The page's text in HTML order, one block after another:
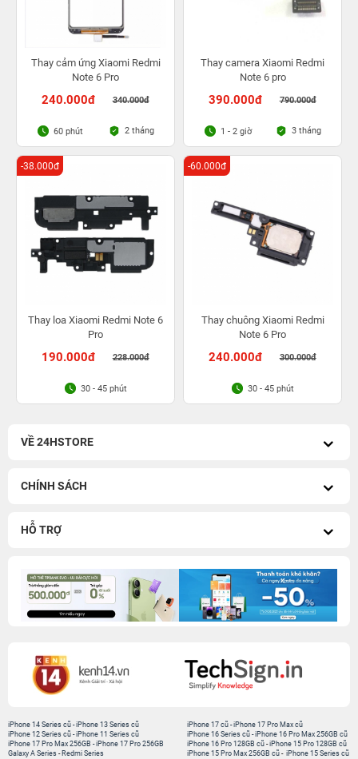
Thay cảm ứng Xiaomi Redmi
Note 6 Pro
240.000đ 340.000đ
60 phút 2 tháng
Thay camera Xiaomi Redmi
Note 6 pro
390.000đ 790.000đ
1 - 2 giờ 3 tháng
Thay loa Xiaomi Redmi Note 6
Pro
190.000đ 228.000đ
-38.000đ
30 - 45 phút
Thay chuông Xiaomi Redmi
Note 6 Pro
240.000đ 300.000đ
-60.000đ
30 - 45 phút
VỀ 24HSTORE
CHÍNH SÁCH
HỖ TRỢ
iPhone 14 Series cũ -iPhone 13 Series cũ
iPhone 12 Series cũ -iPhone 11 Series cũ
iPhone 17 Pro Max 256GB -iPhone 17 Pro 256GB
Galaxy A Series - Redmi Series
iPhone 17 cũ -iPhone 17 Pro Max cũ
iPhone 16 Series cũ - iPhone 16 Pro Max 256GB cũ
iPhone 16 Pro 128GB cũ -iPhone 15 Pro 128GB cũ
iPhone 15 Pro Max 256GB cũ - iPhone 15 Series cũ